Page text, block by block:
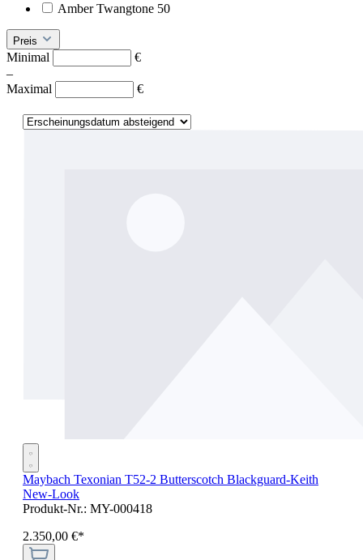
Amber Twangtone 50
Preis
Minimal
€
–
Maximal
€
Maybach Texonian T52-2 Butterscotch Blackguard-Keith
New-Look
Produkt-Nr.: MY-000418
2.350,00 €*